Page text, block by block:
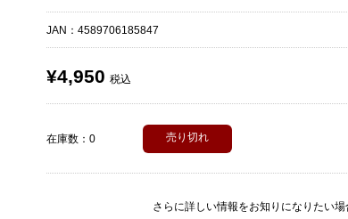
JAN：4589706185847
¥4,950 税込
在庫数：0 売り切れ
さらに詳しい情報をお知りになりたい場